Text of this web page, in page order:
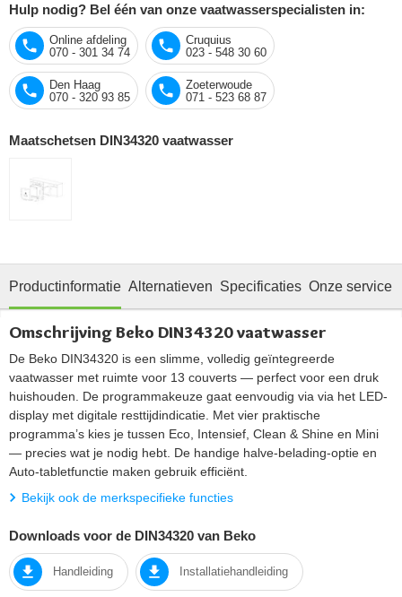
Hulp nodig? Bel één van onze vaatwasserspecialisten in:
Online afdeling
070 - 301 34 74
Cruquius
023 - 548 30 60
Den Haag
070 - 320 93 85
Zoeterwoude
071 - 523 68 87
Maatschetsen DIN34320 vaatwasser
Productinformatie Alternatieven Specificaties Onze service
Omschrijving Beko DIN34320 vaatwasser
De Beko DIN34320 is een slimme, volledig geïntegreerde
vaatwasser met ruimte voor 13 couverts — perfect voor een druk
huishouden. De programmakeuze gaat eenvoudig via via het LED-
display met digitale resttijdindicatie. Met vier praktische
programma’s kies je tussen Eco, Intensief, Clean & Shine en Mini
— precies wat je nodig hebt. De handige halve-belading-optie en
Auto-tabletfunctie maken gebruik efficiënt.
Bekijk ook de merkspecifieke functies
Downloads voor de DIN34320 van Beko
Handleiding Installatiehandleiding